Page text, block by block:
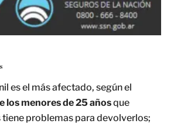
es el más afectado, según el
los menores de 25 añosque
problemas para devolverlos;